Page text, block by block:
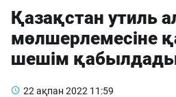
Қазақстан утиль
мөлшерлемесіне
шешім
22 ақпан 2022 11:59